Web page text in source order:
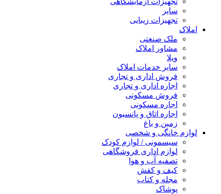
سایر
تجهیزات زیبایی
املاک
ملک صنعتی
مشاور املاک
ویلا
سایر خدمات املاک
فروش اداری و تجاری
اجاره اداری و تجاری
فروش مسکونی
اجاره مسکونی
اجاره اتاق و پانسیون
زمین و باغ
لوازم خانگی و شخصی
سیسمونی / لوازم کودک
لوازم اداری فروشگاهی
تصفیه آب و هوا
کیف و کفش
مجله و کتاب
پوشاک